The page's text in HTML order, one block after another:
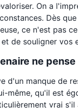
On a
Dès
ce n'est pas
de souligner vos
ne
d'un manque de
même, qu'il est
vrai